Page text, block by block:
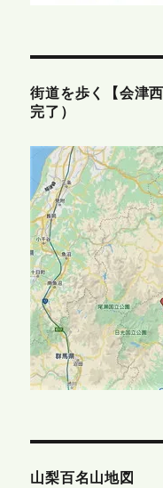
街道を歩く【会津
完了）
山梨百名山地図